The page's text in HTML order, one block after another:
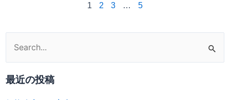
1 2 3 … 5
索
対
象:
最近の投稿